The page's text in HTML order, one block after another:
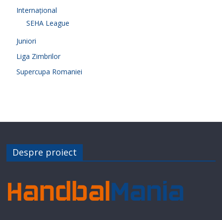
Internațional
SEHA League
Juniori
Liga Zimbrilor
Supercupa Romaniei
Despre proiect